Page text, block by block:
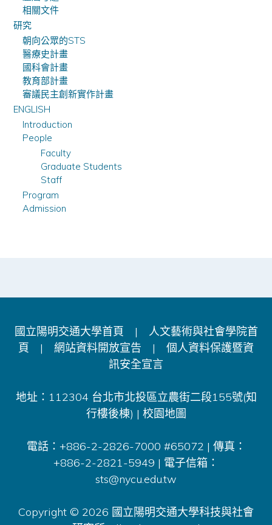
相關文件
研究
朝向公眾的STS
醫療史計畫
國科會計畫
教育部計畫
審議民主創新實作計畫
ENGLISH
Introduction
People
Faculty
Graduate Students
Staff
Program
Admission
國立陽明交通大學首頁 | 人文藝術與社會學院首
頁 | 網站資料開放宣告 | 個人資料保護暨資
訊安全宣言
地址：112304 台北市北投區立農街二段155號(知
行樓後棟) | 校園地圖
電話：+886-2-2826-7000 #65072 | 傳真：
+886-2-2821-5949 | 電子信箱：
sts@nycu.edu.tw
Copyright © 2026 國立陽明交通大學科技與社會